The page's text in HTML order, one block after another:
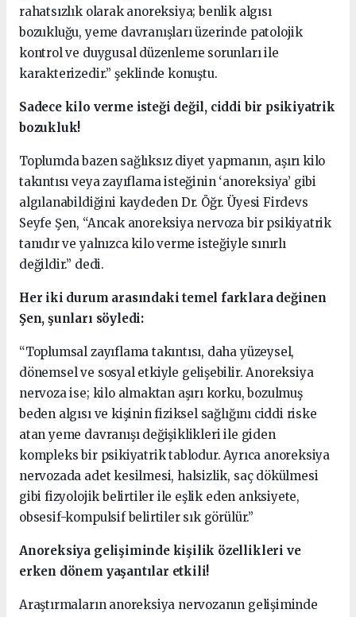
rahatsızlık olarak anoreksiya; benlik algısı
bozukluğu, yeme davranışları üzerinde patolojik
kontrol ve duygusal düzenleme sorunları ile
karakterizedir.” şeklinde konuştu.
Sadece kilo verme isteği değil, ciddi bir psikiyatrik
bozukluk!
Toplumda bazen sağlıksız diyet yapmanın, aşırı kilo
takıntısı veya zayıflama isteğinin ‘anoreksiya’ gibi
algılanabildiğini kaydeden Dr. Öğr. Üyesi Firdevs
Seyfe Şen, “Ancak anoreksiya nervoza bir psikiyatrik
tanıdır ve yalnızca kilo verme isteğiyle sınırlı
değildir.” dedi.
Her iki durum arasındaki temel farklara değinen
Şen, şunları söyledi:
“Toplumsal zayıflama takıntısı, daha yüzeysel,
dönemsel ve sosyal etkiyle gelişebilir. Anoreksiya
nervoza ise; kilo almaktan aşırı korku, bozulmuş
beden algısı ve kişinin fiziksel sağlığını ciddi riske
atan yeme davranışı değişiklikleri ile giden
kompleks bir psikiyatrik tablodur. Ayrıca anoreksiya
nervozada adet kesilmesi, halsizlik, saç dökülmesi
gibi fizyolojik belirtiler ile eşlik eden anksiyete,
obsesif-kompulsif belirtiler sık görülür.”
Anoreksiya gelişiminde kişilik özellikleri ve
erken dönem yaşantılar etkili!
Araştırmaların anoreksiya nervozanın gelişiminde